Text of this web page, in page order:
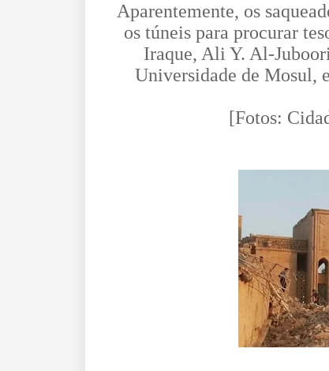
Aparentemente, os
os túneis para procurar
Iraque, Ali Y. Al-
Universidade de Mosul,
[Fotos: